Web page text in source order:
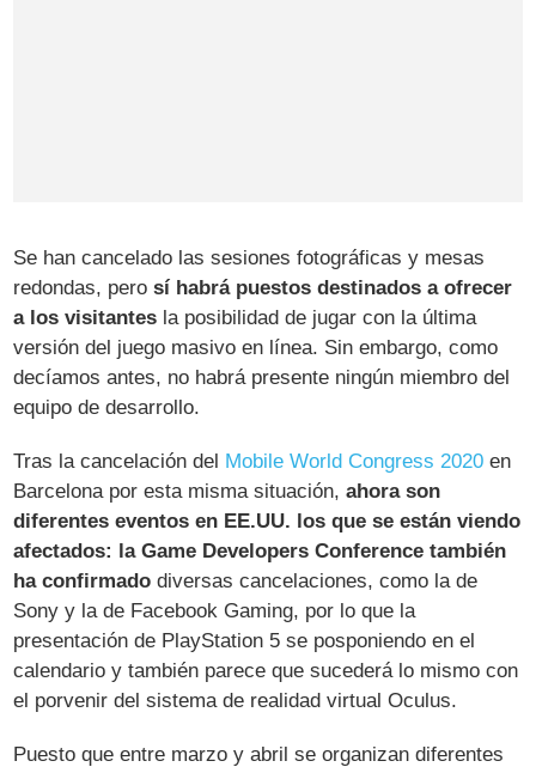
Se han cancelado las sesiones fotográficas y mesas
redondas, pero sí habrá puestos destinados a ofrecer
a los visitantes la posibilidad de jugar con la última
versión del juego masivo en línea. Sin embargo, como
decíamos antes, no habrá presente ningún miembro del
equipo de desarrollo.
Tras la cancelación del Mobile World Congress 2020 en
Barcelona por esta misma situación,ahora son
diferentes eventos en EE.UU. los que se están viendo
afectados: la Game Developers Conference también
ha confirmado diversas cancelaciones, como la de
Sony y la de Facebook Gaming, por lo que la
presentación de PlayStation 5 se posponiendo en el
calendario y también parece que sucederá lo mismo con
el porvenir del sistema de realidad virtual Oculus.
Puesto que entre marzo y abril se organizan diferentes